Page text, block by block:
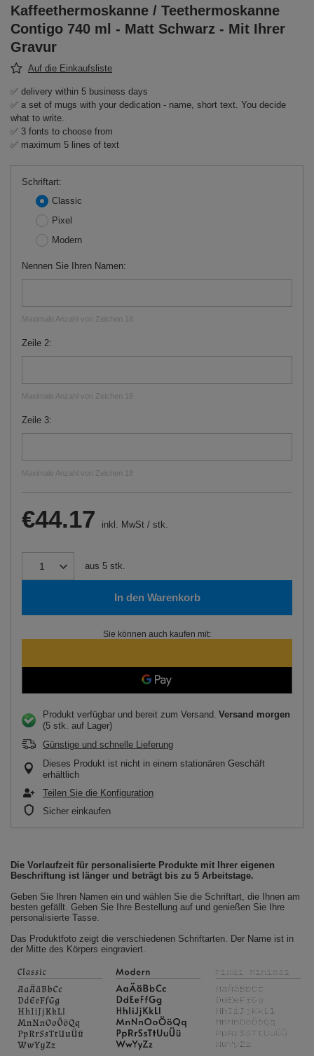
Kaffeethermoskanne / Teethermoskanne
Contigo 740 ml - Matt Schwarz - Mit Ihrer
Gravur
Auf die Einkaufsliste
✅ delivery within 5 business days
✅ a set of mugs with your dedication - name, short text. You decide
what to write.
✅ 3 fonts to choose from
✅ maximum 5 lines of text
Schriftart
Classic
Pixel
Modern
Nennen Sie Ihren Namen
Maximale Anzahl von Zeichen 18
Zeile 2
Maximale Anzahl von Zeichen 18
Zeile 3
Maximale Anzahl von Zeichen 18
€44.17 inkl. MwSt / stk.
aus 5 stk.
In den Warenkorb
Sie können auch kaufen mit:
Produkt verfügbar und bereit zum Versand Versand morgen
(5 stk. auf Lager)
Günstige und schnelle Lieferung
Dieses Produkt ist nicht in einem stationären Geschäft
erhältlich
Teilen Sie die Konfiguration
Sicher einkaufen
Die Vorlaufzeit für personalisierte Produkte mit Ihrer eigenen
Beschriftung ist länger und beträgt bis zu 5 Arbeitstage.
Geben Sie Ihren Namen ein und wählen Sie die Schriftart, die Ihnen am
besten gefällt. Geben Sie Ihre Bestellung auf und genießen Sie Ihre
personalisierte Tasse.
Das Produktfoto zeigt die verschiedenen Schriftarten. Der Name ist in
der Mitte des Körpers eingraviert.